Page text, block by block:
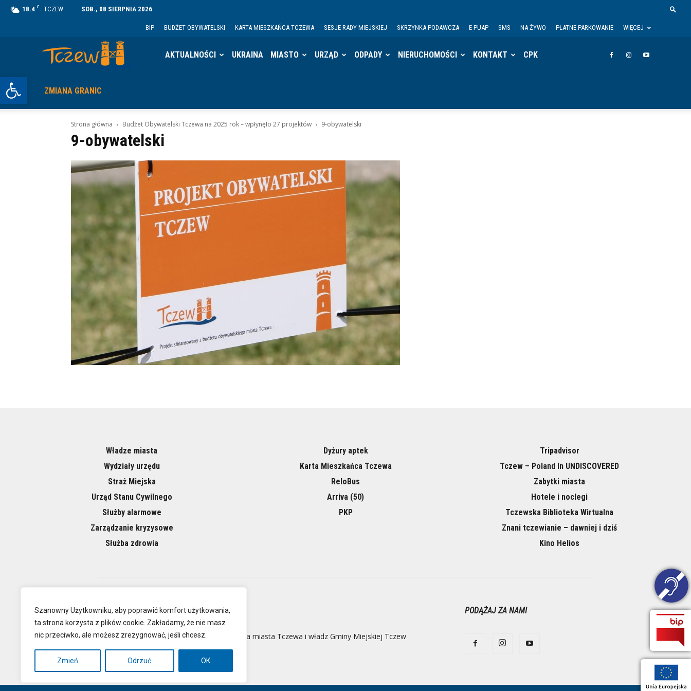
Otwórz pasek narzędzi
Szanowny Użytkowniku, aby poprawić komfort użytkowania,
ta strona korzysta z plików cookie. Zakładamy, że nie masz
nic przeciwko, ale możesz zrezygnować, jeśli chcesz.
Zmień Odrzuć OK
18.4 C TCZEW SOB., 08 SIERPNIA 2026
BIP BUDŻET OBYWATELSKI KARTA MIESZKAŃCA TCZEWA SESJE RADY MIEJSKIEJ SKRZYNKA PODAWCZA E-PUAP SMS NA ŻYWO PŁATNE PARKOWANIE WIĘCEJ
AKTUALNOŚCI UKRAINA MIASTO URZĄD ODPADY NIERUCHOMOŚCI KONTAKT CPK
ZMIANA GRANIC
Strona główna Budżet Obywatelski Tczewa na 2025 rok – wpłynęło 27 projektów 9-obywatelski
9-obywatelski
Władze miasta
Wydziały urzędu
Straż Miejska
Urząd Stanu Cywilnego
Służby alarmowe
Zarządzanie kryzysowe
Służba zdrowia
Dyżury aptek
Karta Mieszkańca Tczewa
ReloBus
Arriva (50)
PKP
Tripadvisor
Tczew – Poland In UNDISCOVERED
Zabytki miasta
Hotele i noclegi
Tczewska Biblioteka Wirtualna
Znani tczewianie – dawniej i dziś
Kino Helios
O NAS
Oficjalna strona miasta Tczewa i władz Gminy Miejskiej Tczew
PODĄŻAJ ZA NAMI